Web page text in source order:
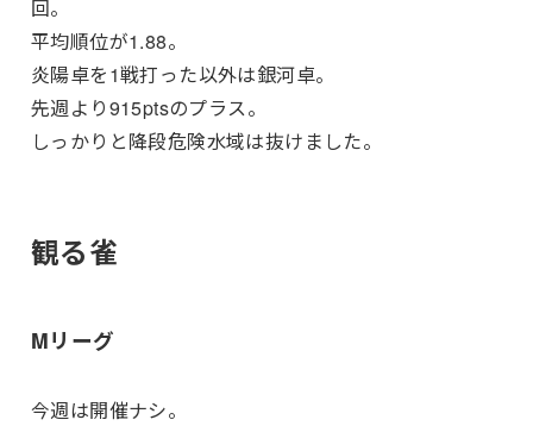
回。
平均順位が1.88。
炎陽卓を1戦打った以外は銀河卓。
先週より915ptsのプラス。
しっかりと降段危険水域は抜けました。
観る雀
Mリーグ
今週は開催ナシ。